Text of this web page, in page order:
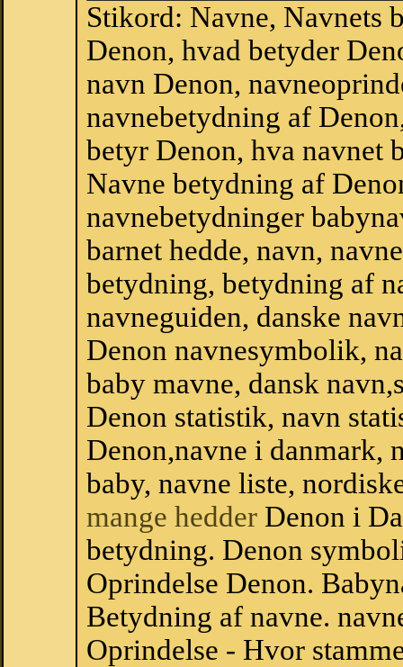
Stikord: Navne, Navnets
Denon, hvad betyder
navn Denon,
navnebetydning af
betyr Denon, hva navnet
Navne betydning af
navnebetydninger
barnet hedde, navn,
betydning, betydning af
navneguiden, danske
Denon navnesymbolik,
baby mavne, dansk
Denon statistik, navn
Denon,navne i danmark,
baby, navne liste,
mange hedder Denon i
betydning. Denon
Oprindelse Denon.
Betydning af navne.
Oprindelse - Hvor